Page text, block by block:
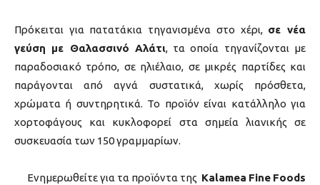
Πρόκειται για πατατάκια τηγανισμένα στο χέρι, σε νέα
γεύση με Θαλασσινό Αλάτι, τα οποία τηγανίζονται με
παραδοσιακό τρόπο, σε ηλιέλαιο, σε μικρές παρτίδες και
παράγονται από αγνά συστατικά, χωρίς πρόσθετα,
χρώματα ή συντηρητικά. Το προϊόν είναι κατάλληλο για
χορτοφάγους και κυκλοφορεί στα σημεία λιανικής σε
συσκευασία των 150 γραμμαρίων.
Ενημερωθείτε για τα προϊόντα της Kalamea Fine Foods